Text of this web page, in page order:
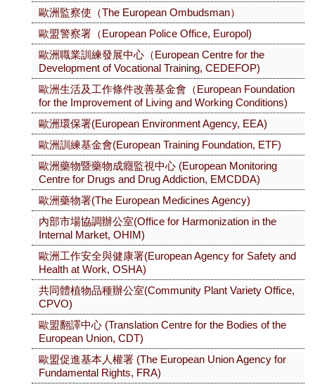
歐洲監察使（The European Ombudsman）
歐盟警察署（European Police Office, Europol)
歐洲職業訓練發展中心（European Centre for the
Development of Vocational Training, CEDEFOP)
歐洲生活及工作條件改善基金會（European Foundation
for the Improvement of Living and Working Conditions)
歐洲環保署(European Environment Agency, EEA)
歐洲訓練基金會(European Training Foundation, ETF)
歐洲藥物暨藥物成癮監視中心 (European Monitoring
Centre for Drugs and Drug Addiction, EMCDDA)
歐洲藥物署(The European Medicines Agency)
內部市場協調辦公室(Office for Harmonization in the
Internal Market, OHIM)
歐洲工作安全與健康署(European Agency for Safety and
Health at Work, OSHA)
共同體植物品種辦公室(Community Plant Variety Office,
CPVO)
歐盟翻譯中心 (Translation Centre for the Bodies of the
European Union, CDT)
歐盟促進基本人權署 (The European Union Agency for
Fundamental Rights, FRA)